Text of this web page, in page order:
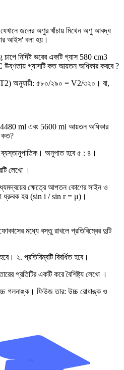
জলের অণুর খাঁচায় মিথেন অণু আবদ্ধ
আইস' বলা হয়।
নির্দিষ্ট ভরের একটি গ্যাস 580 cm3
গ্যাসটি কত আয়তন অধিকার করবে ?
অনুযায়ী: ৫৮০/২৯০ = V2/৩২০। বা,
4480 ml এবং 5600 ml আয়তন অধিকার
কত?
অনুপাত হবে ৫ : ৪।
লেখো ।
মাধ্যমদ্বয়ের ক্ষেত্রে আপতন কোণের সাইন ও
ধ্রুবক হয় (sin i / sin r = μ)।
মধ্যে বস্তু রাখলে প্রতিবিম্বের দুটি
২. প্রতিবিম্বটি বিবর্ধিত হবে।
প্রতিটির একটি করে বৈশিষ্ট্য লেখো ।
গলনাঙ্ক। ফিউজ তার: উচ্চ রোধাঙ্ক ও